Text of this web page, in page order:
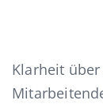
Klarheit